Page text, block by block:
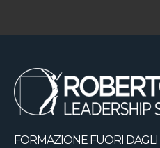
FORMAZIONE FUORI DAGLI